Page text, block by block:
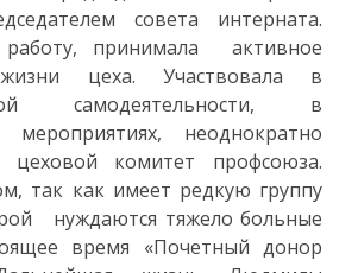
совета интерната.
принимала активное
цеха. Участвовала в
самодеятельности, в
неоднократно
цеховой комитет профсоюза.
так как имеет редкую группу
нуждаются тяжело больные
время «Почетный донор